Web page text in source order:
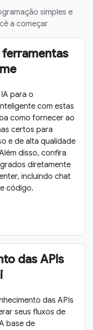
simples e
a começar
para o
com estas
como fornecer ao
certos para
e de alta qualidade
disso, confira
diretamente
incluindo chat
código.
das APIs
das APIs
seus fluxos de
base de